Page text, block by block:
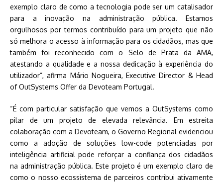
exemplo claro de como a tecnologia pode ser um catalisador
para a inovação na administração pública. Estamos
orgulhosos por termos contribuído para um projeto que não
só melhora o acesso à informação para os cidadãos, mas que
também foi reconhecido com o Selo de Prata da AMA,
atestando a qualidade e a nossa dedicação à experiência do
utilizador”, afirma Mário Nogueira, Executive Director & Head
of OutSystems Offer da Devoteam Portugal.
“É com particular satisfação que vemos a OutSystems como
pilar de um projeto de elevada relevância. Em estreita
colaboração com a Devoteam, o Governo Regional evidenciou
como a adoção de soluções low-code potenciadas por
inteligência artificial pode reforçar a confiança dos cidadãos
na administração pública. Este projeto é um exemplo claro de
como o nosso ecossistema de parceiros contribui ativamente